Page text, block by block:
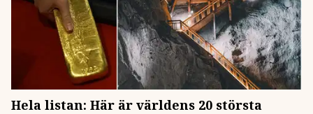
Hela listan: Här är världens 20 största